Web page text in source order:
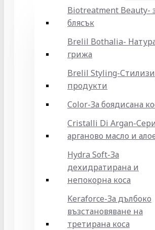
Biotreatment Beauty-
блясък
Brelil Bothalia-
грижа
Brelil Styling-
продукти
Color-За боядисана
Cristalli Di Argan-
арганово масло и
Hydra Soft-За
дехидратирана и
непокорна коса
Keraforce-За дълбоко
възстановяване на
третирана коса